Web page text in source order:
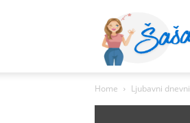
Ja
Home Ljubavni dnevni